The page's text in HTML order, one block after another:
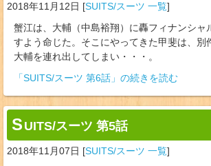
2018年11月12日 [SUITS/スーツ 一覧]
蟹江は、大輔（中島裕翔）に轟フィナンシャ
すよう命じた。そこにやってきた甲斐は、別
大輔を連れ出してしまい・・・。
「SUITS/スーツ 第6話」の続きを読む
S UITS/スーツ 第5話
2018年11月07日 [SUITS/スーツ 一覧]